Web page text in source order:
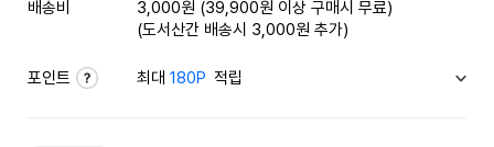
배송비
3,000원 (39,900원 이상 구매시 무료)
(도서산간 배송시 3,000원 추가)
포인트 최대180P 적립